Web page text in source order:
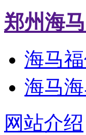
郑州海
海马
海马
网站介绍